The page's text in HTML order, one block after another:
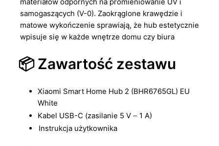
samogaszących (V-0). Zaokrąglone krawędzie i
matowe wykończenie sprawiają, że hub estetycznie
wpisuje się w każde wnętrze domu czy biura
📦 Zawartość zestawu
Xiaomi Smart Home Hub 2 (BHR6765GL) EU
White
Kabel USB-C (zasilanie 5 V ⎓ 1 A)
Instrukcja użytkownika